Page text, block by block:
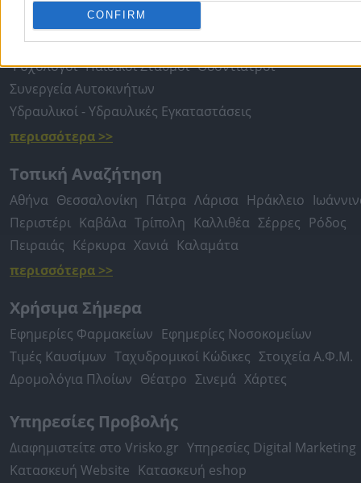
CONFIRM
Δημοφιλείς Αναζητήσεις
Μετακομίσεις & Μεταφορές Κλειδιά & Κλειδαριές
Ψυχολόγοι Παιδικοί Σταθμοί Οδοντίατροι
Συνεργεία Αυτοκινήτων
Υδραυλικοί - Υδραυλικές Εγκαταστάσεις
περισσότερα >>
Τοπική Αναζήτηση
Αθήνα Θεσσαλονίκη Πάτρα Λάρισα Ηράκλειο
Περιστέρι Καβάλα Τρίπολη Καλλιθέα Σέρρες Ρόδος
Πειραιάς Κέρκυρα Χανιά Καλαμάτα
περισσότερα >>
Χρήσιμα Σήμερα
Εφημερίες Φαρμακείων Εφημερίες Νοσοκομείων
Τιμές Καυσίμων Ταχυδρομικοί Κώδικες Στοιχεία Α.Φ.Μ.
Δρομολόγια Πλοίων Θέατρο Σινεμά Χάρτες
Υπηρεσίες Προβολής
Διαφημιστείτε στο Vrisko.gr Υπηρεσίες Digital Marketing
Κατασκευή Website Κατασκευή eshop